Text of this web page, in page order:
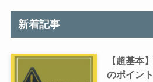
新着記事
【超基本
のポイン